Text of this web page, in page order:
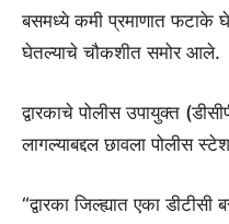
बसमध्ये कमी प्रमाणात फटाके
घेतल्याचे चौकशीत समोर आले.
द्वारकाचे पोलीस उपायुक्त
लागल्याबद्दल छावला पोलीस
“द्वारका जिल्ह्यात एका